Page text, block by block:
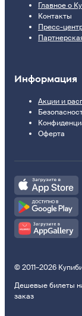
Главное о
Контакты
Пресс-
Информация
Акции и
Оферта
© 2011–2026
Дешевые билеты
заказ